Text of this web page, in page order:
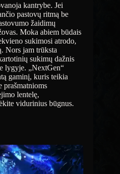
kantrybe. Jei
pastovų ritmą be
žaidimų
Moka abiem būdais
sukimosi atrodo,
Nors jam trūksta
sukimų dažnis
lygyje. „NextGen“
gaminį, kuris teikia
prašmatnioms
lentelę,
vidurinius būgnus.